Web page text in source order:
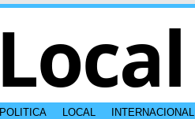
Local
POLITICA LOCAL INTERNACIONAL